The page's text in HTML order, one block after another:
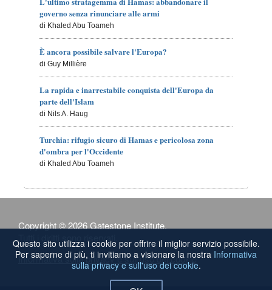
governo senza rinunciare alle armi
di Khaled Abu Toameh
È ancora possibile salvare l'Europa?
di Guy Millière
La rapida e inarrestabile conquista dell'Europa da
parte dell'Islam
di Nils A. Haug
Turchia: rifugio sicuro di Hamas e pericolosa zona
d'ombra per l'Occidente
di Khaled Abu Toameh
Copyright © 2026 Gatestone Institute.
Tutti i diritti sono riservati.
Informativa sulla privacy e sull'uso dei cookie
Questo sito utilizza i cookie per offrire il miglior servizio possibile.
Per saperne di più, ti invitiamo a visionare la nostra Informativa
sulla privacy e sull'uso dei cookie.